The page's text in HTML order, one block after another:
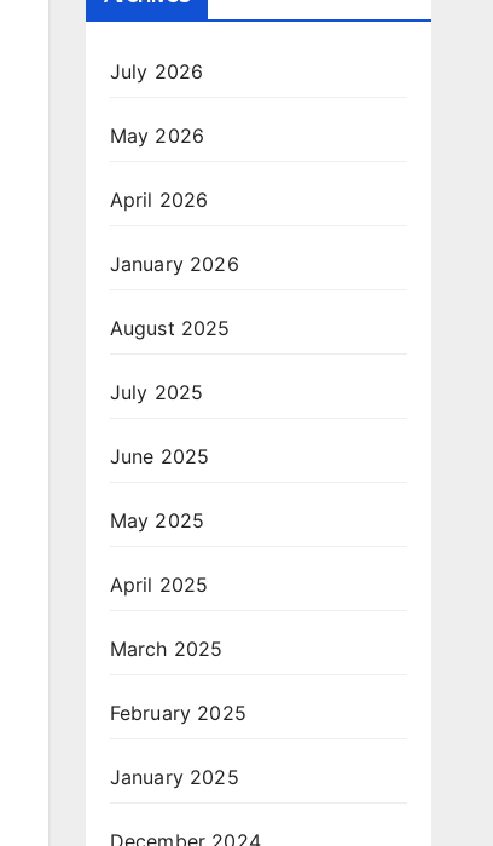
July 2026
May 2026
April 2026
January 2026
August 2025
July 2025
June 2025
May 2025
April 2025
March 2025
February 2025
January 2025